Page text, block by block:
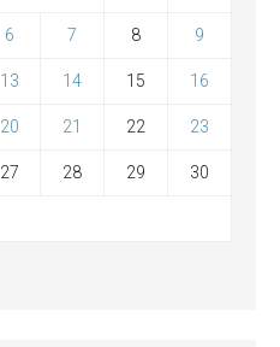
6 7 8 9
13 14 15 16
20 21 22 23
27 28 29 30